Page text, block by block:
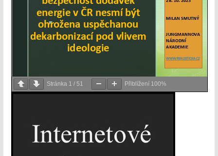
Stránka 1 / 51 Přiblížení 100%